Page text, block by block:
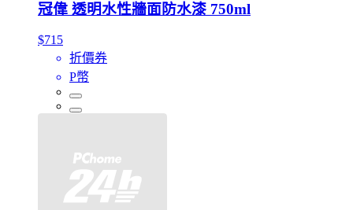
冠偉 透明水性牆面防水漆 750ml
$715
折價券
P幣